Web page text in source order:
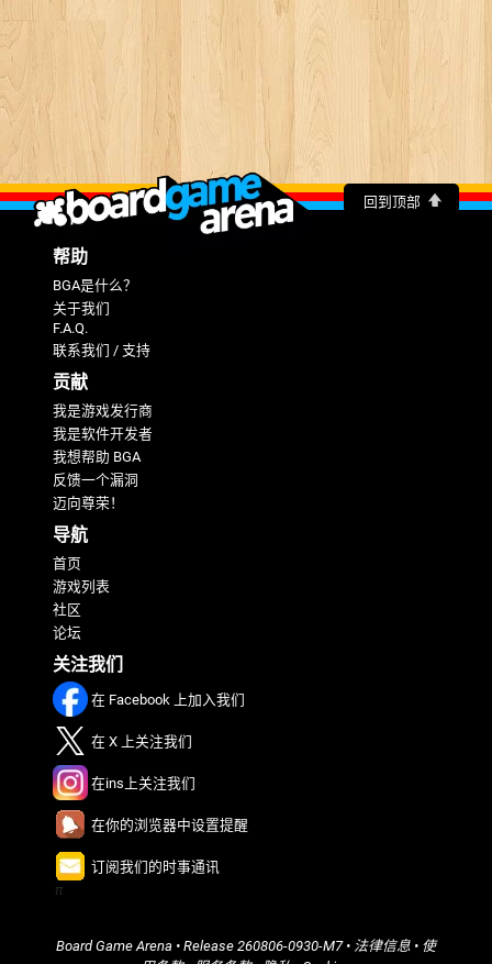
回到顶部
帮助
BGA是什么？
关于我们
F.A.Q.
联系我们 / 支持
贡献
我是游戏发行商
我是软件开发者
我想帮助 BGA
反馈一个漏洞
迈向尊荣！
导航
首页
游戏列表
社区
论坛
关注我们
在 Facebook 上加入我们
在 X 上关注我们
在ins上关注我们
在你的浏览器中设置提醒
订阅我们的时事通讯
Board Game Arena • Release 260806-0930-M7• 法律信息• 使
π